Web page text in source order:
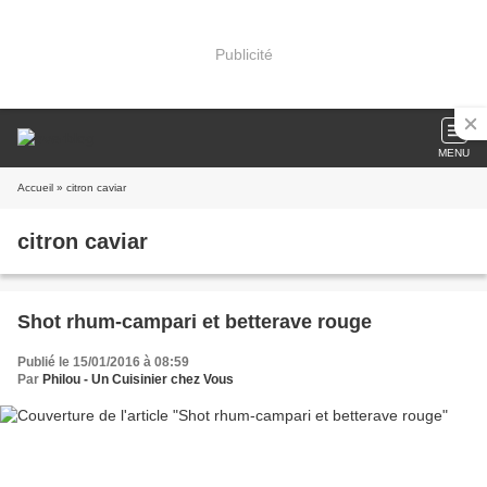
Publicité
MENU
Accueil » citron caviar
citron caviar
Shot rhum-campari et betterave rouge
Publié le 15/01/2016 à 08:59
Par Philou - Un Cuisinier chez Vous